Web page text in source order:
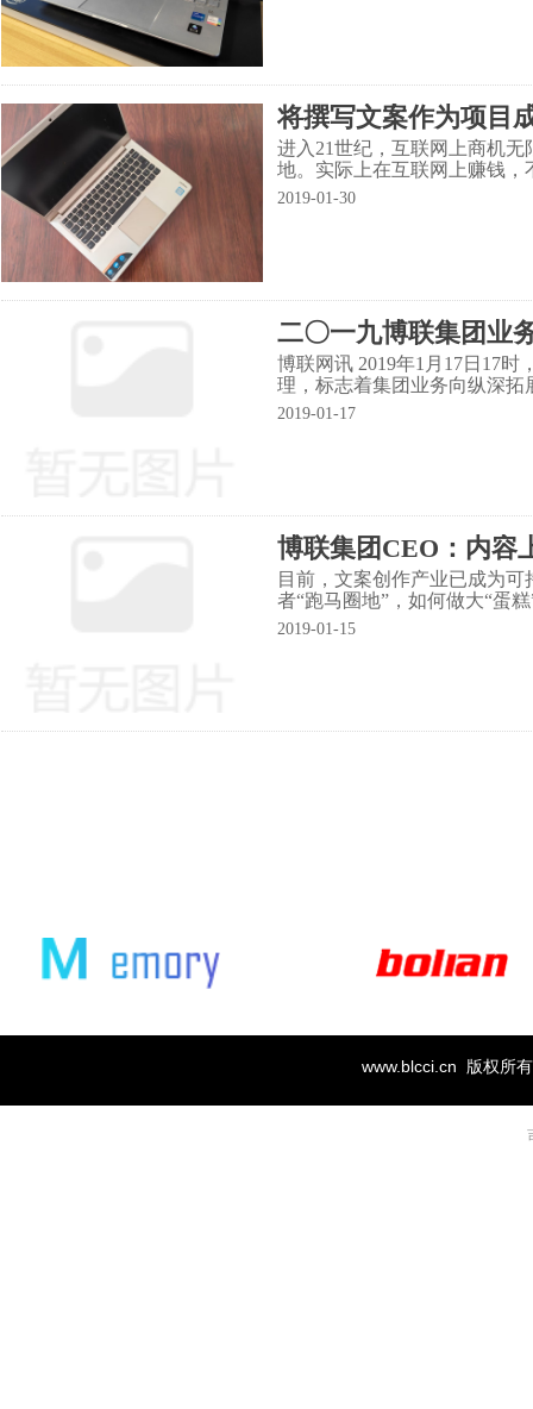
将撰写文案作为项目
进入21世纪，互联网上商机
地。实际上在互联网上赚钱
台。
2019-01-30
二〇一九博联集团业
博联网讯 2019年1月17日17
理，标志着集团业务向纵深拓
2019-01-17
博联集团CEO：内容
目前，文案创作产业已成为
者“跑马圈地”，如何做大“蛋
2019-01-15
www.blcci.cn 版权所